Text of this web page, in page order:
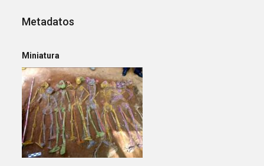
Metadatos
Miniatura